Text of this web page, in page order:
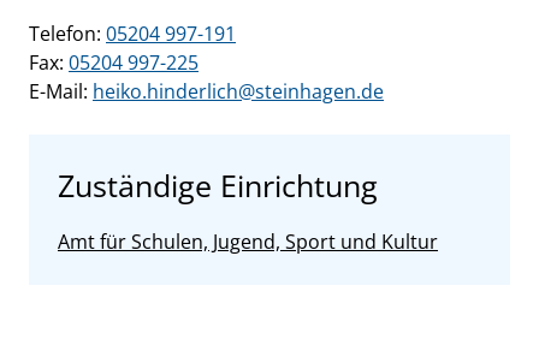
Telefon: 05204 997-191
Fax: 05204 997-225
E-Mail: heiko.hinderlich@steinhagen.de
Zuständige Einrichtung
Amt für Schulen, Jugend, Sport und Kultur